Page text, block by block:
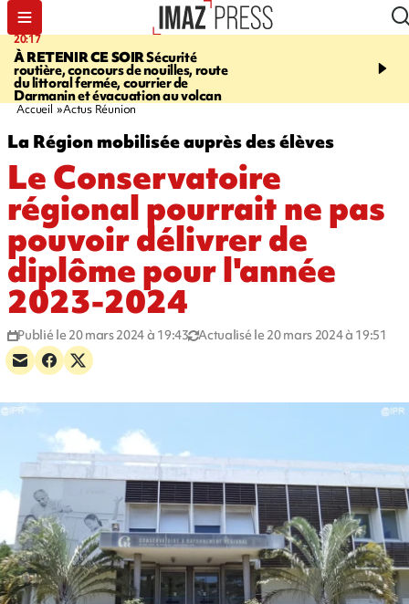
20:17
À RETENIR CE SOIRSécurité
routière, concours de nouilles, route
du littoral fermée, courrier de
Darmanin et évacuation au volcan
08:26
rencontre d'un géant
Accueil Actus Réunion
La Région mobilisée auprès des élèves
Le Conservatoire
régional pourrait ne pas
pouvoir délivrer de
diplôme pour l'année
2023-2024
Publié le 20 mars 2024 à 19:43 Actualisé le 20 mars 2024 à 19:51